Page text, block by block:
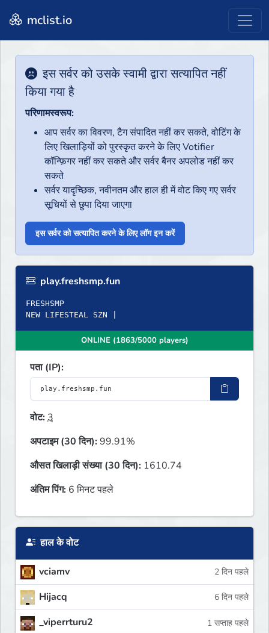
mclist.io
इस सर्वर को उसके स्वामी द्वारा सत्यापित नहीं
किया गया है
परिणामस्वरूप:
आप सर्वर का विवरण, टैग संपादित नहीं कर सकते, वोटिंग के
लिए खिलाड़ियों को पुरस्कृत करने के लिए Votifier
कॉन्फ़िगर नहीं कर सकते और सर्वर बैनर अपलोड नहीं कर
सकते
सर्वर यादृच्छिक, नवीनतम और हाल ही में वोट किए गए सर्वर
सूचियों से छुपा दिया जाएगा
इस सर्वर को सत्यापित करने के लिए लॉग इन करें
play.freshsmp.fun
FRESHSMP
NEW LIFESTEAL SZN |
ONLINE (1863/5000 players)
पता (IP):
वोट:3
अपटाइम (30 दिन):99.91%
औसत खिलाड़ी संख्या (30 दिन): 1610.74
अंतिम पिंग: 6 मिनट पहले
हाल के वोट
vciamv 2 दिन पहले
Hijacq 6 दिन पहले
_viperrturu2 1 सप्ताह पहले